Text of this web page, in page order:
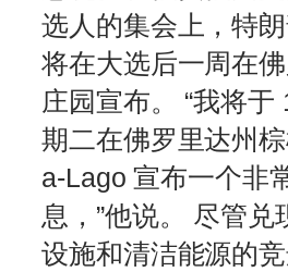
选人的集会上，特
将在大选后一周在
庄园宣布。 “我将于
期二在佛罗里达州
a-Lago 宣布一个非
息，”他说。 尽管兑
设施和清洁能源的